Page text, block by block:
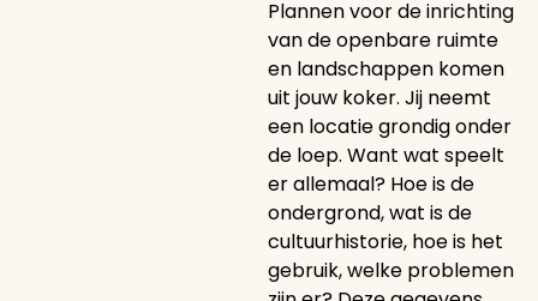
Plannen voor de inrichting
van de openbare ruimte
en landschappen komen
uit jouw koker. Jij neemt
een locatie grondig onder
de loep. Want wat speelt
er allemaal? Hoe is de
ondergrond, wat is de
cultuurhistorie, hoe is het
gebruik, welke problemen